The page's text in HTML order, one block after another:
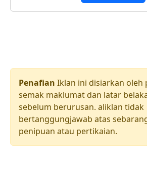
Penafian Iklan ini disiarkan oleh
semak maklumat dan latar
sebelum berurusan. aliklan tidak
bertanggungjawab atas
penipuan atau pertikaian.